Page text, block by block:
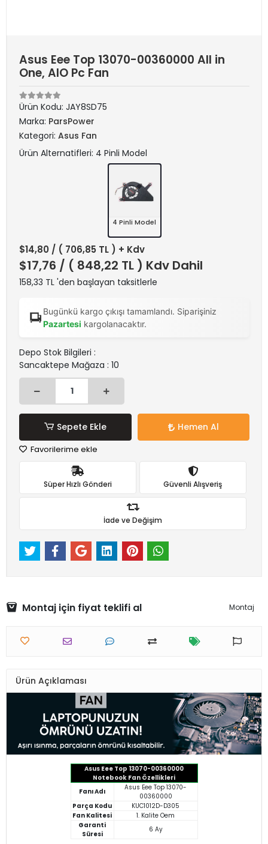
Asus Eee Top 13070-00360000 All in
One, AIO Pc Fan
Ürün Kodu: JAY8SD75
Marka: ParsPower
Kategori: Asus Fan
Ürün Alternatifleri: 4 Pinli Model
4 Pinli Model
$14,80 / ( 706,85 TL ) + Kdv
$17,76 / ( 848,22 TL ) Kdv Dahil
158,33 TL 'den başlayan taksitlerle
Bugünkü kargo çıkışı tamamlandı. Siparişiniz
Pazartesi kargolanacaktır.
Depo Stok Bilgileri :
Sancaktepe Mağaza : 10
Sepete Ekle Hemen Al
Favorilerime ekle
Süper Hızlı Gönderi Güvenli Alışveriş
İade ve Değişim
Montaj için fiyat teklifi al Montaj
Ürün Açıklaması
Asus Eee Top 13070-00360000
Notebook Fan Özellikleri
Fanı Adı
Asus Eee Top 13070-
00360000
Parça Kodu
KUC1012D-D305
Fan Kalitesi
1. Kalite Oem
Garanti
Süresi
6 Ay